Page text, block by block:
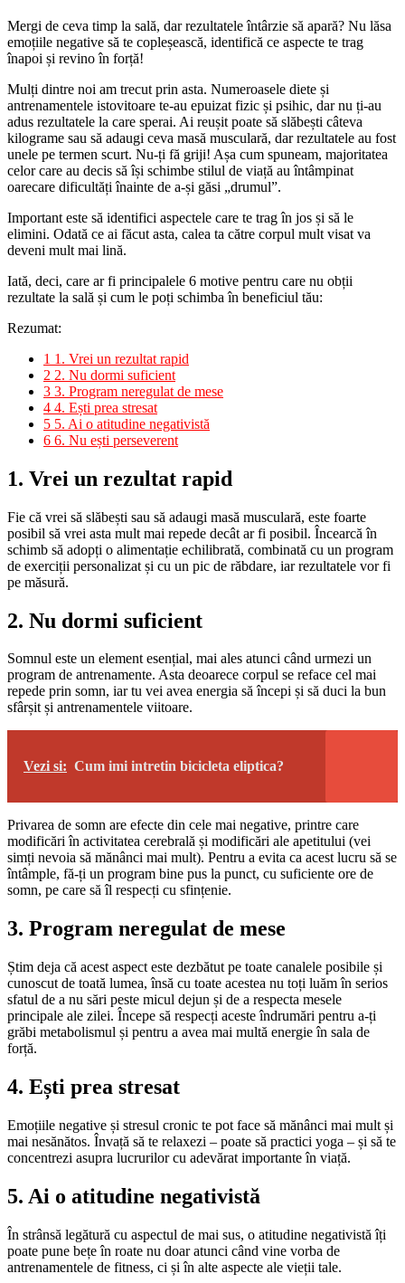
Mergi de ceva timp la sală, dar rezultatele întârzie să apară? Nu lăsa
emoțiile negative să te copleșească, identifică ce aspecte te trag
înapoi și revino în forță!
Mulți dintre noi am trecut prin asta. Numeroasele diete și
antrenamentele istovitoare te-au epuizat fizic și psihic, dar nu ți-au
adus rezultatele la care sperai. Ai reușit poate să slăbești câteva
kilograme sau să adaugi ceva masă musculară, dar rezultatele au fost
unele pe termen scurt. Nu-ți fă griji! Așa cum spuneam, majoritatea
celor care au decis să își schimbe stilul de viață au întâmpinat
oarecare dificultăți înainte de a-și găsi „drumul”.
Important este să identifici aspectele care te trag în jos și să le
elimini. Odată ce ai făcut asta, calea ta către corpul mult visat va
deveni mult mai lină.
Iată, deci, care ar fi principalele 6 motive pentru care nu obții
rezultate la sală și cum le poți schimba în beneficiul tău:
Rezumat:
1 1. Vrei un rezultat rapid
2 2. Nu dormi suficient
3 3. Program neregulat de mese
4 4. Ești prea stresat
5 5. Ai o atitudine negativistă
6 6. Nu ești perseverent
1. Vrei un rezultat rapid
Fie că vrei să slăbești sau să adaugi masă musculară, este foarte
posibil să vrei asta mult mai repede decât ar fi posibil. Încearcă în
schimb să adopți o alimentație echilibrată, combinată cu un program
de exerciții personalizat și cu un pic de răbdare, iar rezultatele vor fi
pe măsură.
2. Nu dormi suficient
Somnul este un element esențial, mai ales atunci când urmezi un
program de antrenamente. Asta deoarece corpul se reface cel mai
repede prin somn, iar tu vei avea energia să începi și să duci la bun
sfârșit și antrenamentele viitoare.
Vezi si: Cum imi intretin bicicleta eliptica?
Privarea de somn are efecte din cele mai negative, printre care
modificări în activitatea cerebrală și modificări ale apetitului (vei
simți nevoia să mănânci mai mult). Pentru a evita ca acest lucru să se
întâmple, fă-ți un program bine pus la punct, cu suficiente ore de
somn, pe care să îl respecți cu sfințenie.
3. Program neregulat de mese
Știm deja că acest aspect este dezbătut pe toate canalele posibile și
cunoscut de toată lumea, însă cu toate acestea nu toți luăm în serios
sfatul de a nu sări peste micul dejun și de a respecta mesele
principale ale zilei. Începe să respecți aceste îndrumări pentru a-ți
grăbi metabolismul și pentru a avea mai multă energie în sala de
forță.
4. Ești prea stresat
Emoțiile negative și stresul cronic te pot face să mănânci mai mult și
mai nesănătos. Învață să te relaxezi – poate să practici yoga – și să te
concentrezi asupra lucrurilor cu adevărat importante în viață.
5. Ai o atitudine negativistă
În strânsă legătură cu aspectul de mai sus, o atitudine negativistă îți
poate pune bețe în roate nu doar atunci când vine vorba de
antrenamentele de fitness, ci și în alte aspecte ale vieții tale.